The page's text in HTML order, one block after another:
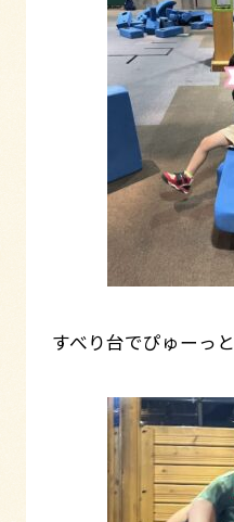
すべり台でぴゅーっと